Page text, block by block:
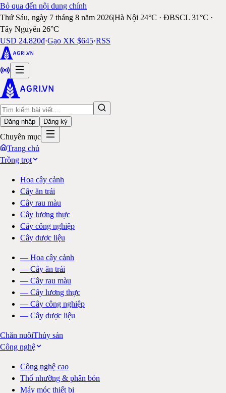
Bỏ qua đến nội dung chính
Thứ Sáu, ngày 7 tháng 8 năm 2026|Hà Nội 24°C · ĐBSCL 31°C ·
Tây Nguyên 26°C
USD 24.820đ·Gạo XK $645·RSS
Đăng nhập Đăng ký
Chuyên mục
Trang chủ
Trồng trọt
Hoa cây cảnh
Cây ăn trái
Cây rau màu
Cây lương thực
Cây công nghiệp
Cây dược liệu
— Hoa cây cảnh
— Cây ăn trái
— Cây rau màu
— Cây lương thực
— Cây công nghiệp
— Cây dược liệu
Chăn nuôiThủy sản
Công nghệ
Công nghệ cao
Thổ nhưỡng & phân bón
Máy móc thiết bị